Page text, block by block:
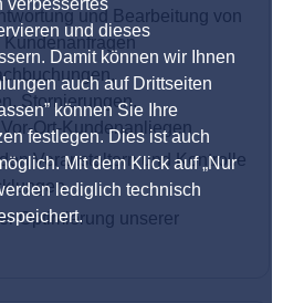
verbessertes
und dieses
Damit können wir Ihnen
auch auf Drittseiten
können Sie Ihre
festlegen. Dies ist auch
Mit dem Klick auf „Nur
lediglich technisch
und Bearbeitung von
Stornierungen,
Ort-Kundenanliegen
Veranstaltern und Kontrolle
Optimierung unserer